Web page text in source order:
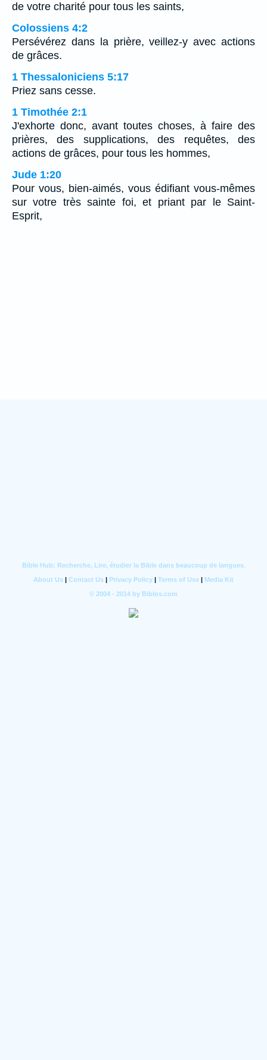
de votre charité pour tous les saints,
Colossiens 4:2
Persévérez dans la prière, veillez-y avec actions
de grâces.
1 Thessaloniciens 5:17
Priez sans cesse.
1 Timothée 2:1
J'exhorte donc, avant toutes choses, à faire des
prières, des supplications, des requêtes, des
actions de grâces, pour tous les hommes,
Jude 1:20
Pour vous, bien-aimés, vous édifiant vous-mêmes
sur votre très sainte foi, et priant par le Saint-
Esprit,